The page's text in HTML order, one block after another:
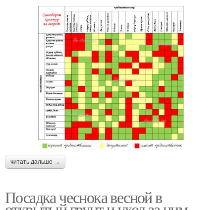
читать дальше →
Посадка чеснока весной в